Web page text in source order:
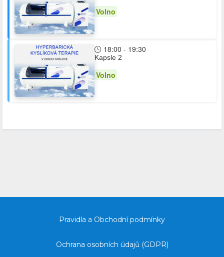
Volno
18:00 - 19:30
Kapsle 2
Volno
Pravidla a Obchodní podmínky
Ochrana osobních údajů (GDPR)